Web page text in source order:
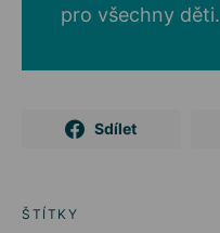
pro všechny děti.
Sdílet
ŠTÍTKY